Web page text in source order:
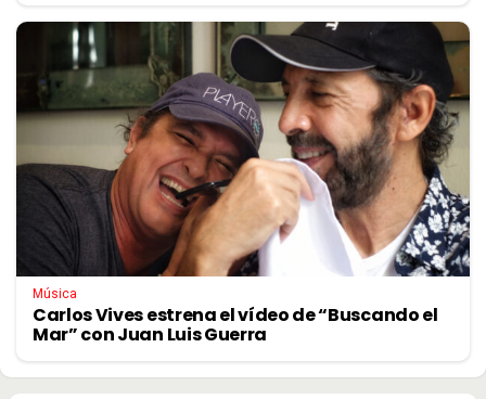
Música
Carlos Vives estrena el vídeo de “Buscando el
Mar” con Juan Luis Guerra